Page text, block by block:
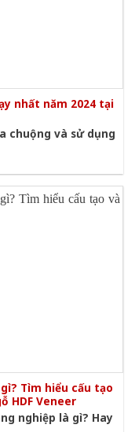
nhất năm 2024 tại
chuộng và sử dụng
Tìm hiểu cấu tạo
HDF Veneer
nghiệp là gì? Hay